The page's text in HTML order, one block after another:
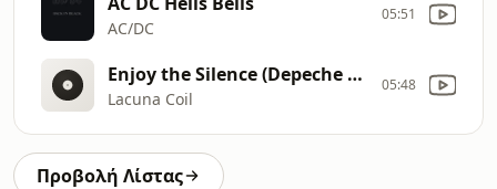
AC/DC
05:51
Enjoy the Silence (Depeche Mode cover)
Lacuna Coil
05:48
Προβολή Λίστας